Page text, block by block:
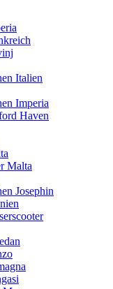
Italien
Imperia
Haven
Malta
Josephin